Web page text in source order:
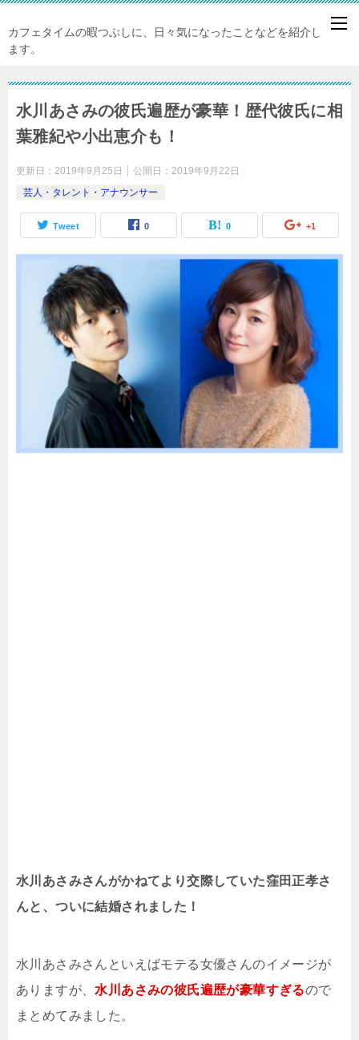
カフェタイムの暇つぶしに、日々気になったことなどを紹介してい
ます。
水川あさみの彼氏遍歴が豪華！歴代彼氏に相
葉雅紀や小出恵介も！
更新日： 2019年9月25日 公開日： 2019年9月22日
芸人・タレント・アナウンサー
Tweet 0 0 +1
水川あさみさんがかねてより交際していた窪田正孝さ
んと、ついに結婚されました！
水川あさみさんといえばモテる女優さんのイメージが
ありますが、 水川あさみの彼氏遍歴が豪華すぎるので
まとめてみました。